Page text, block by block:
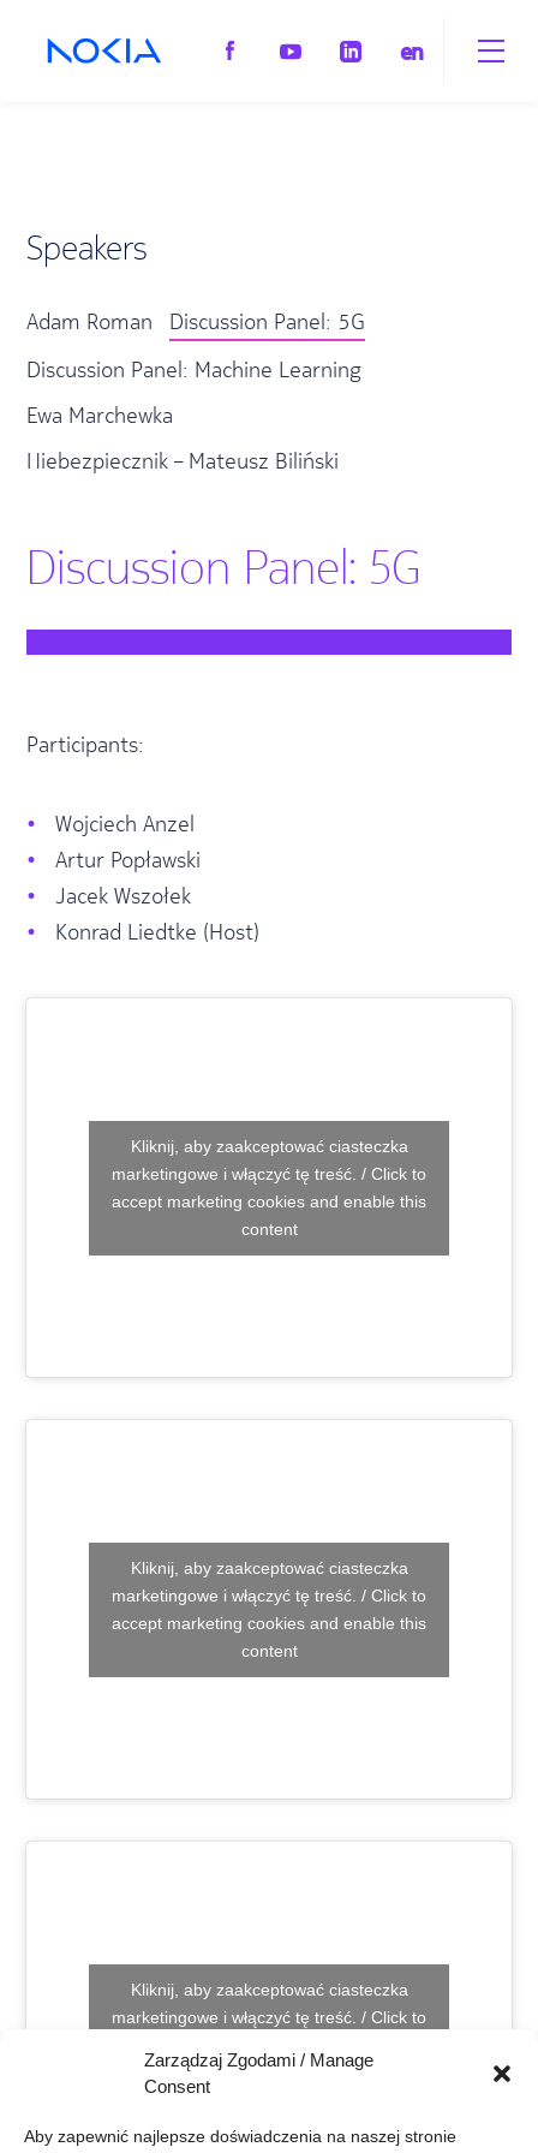
Zarządzaj Zgodami / Manage
Consent
Aby zapewnić najlepsze doświadczenia na naszej stronie
en
Speakers
Adam Roman
Discussion Panel: 5G
Discussion Panel: Machine Learning
Ewa Marchewka
Niebezpiecznik – Mateusz Biliński
Discussion Panel: 5G
Participants:
Wojciech Anzel
Artur Popławski
Jacek Wszołek
Konrad Liedtke (Host)
Kliknij, aby zaakceptować ciasteczka
marketingowe i włączyć tę treść. / Click to
accept marketing cookies and enable this
content
Kliknij, aby zaakceptować ciasteczka
marketingowe i włączyć tę treść. / Click to
accept marketing cookies and enable this
content
Kliknij, aby zaakceptować ciasteczka
marketingowe i włączyć tę treść. / Click to
content